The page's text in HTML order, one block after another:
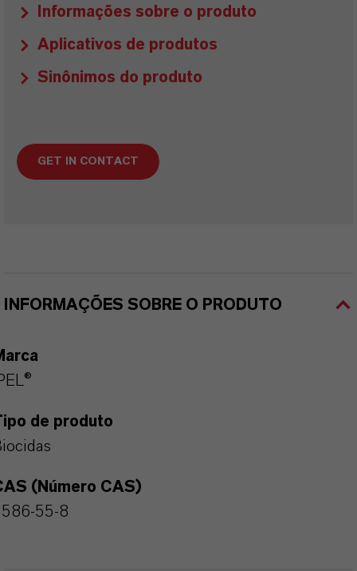
Informações sobre o produto
Aplicativos de produtos
Sinônimos do produto
GET IN CONTACT
INFORMAÇÕES SOBRE O PRODUTO
de produto
(Número CAS)
55-8